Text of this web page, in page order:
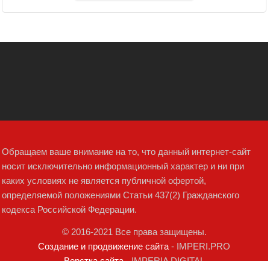
Обращаем ваше внимание на то, что данный интернет-сайт
носит исключительно информационный характер и ни при
каких условиях не является публичной офертой,
определяемой положениями Статьи 437(2) Гражданского
кодекса Российской Федерации.
© 2016-2021 Все права защищены.
Создание и продвижение сайта - IMPERI.PRO